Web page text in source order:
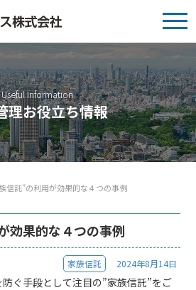
Useful Information
理お役立ち情報
信託”の利用が効果的な４つの事例
効果的な４つの事例
家族信託 2024年8月14日
ぐ手段として注目の”家族信託”をご